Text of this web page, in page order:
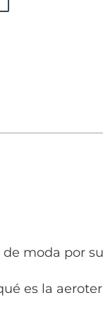
moda por
es la